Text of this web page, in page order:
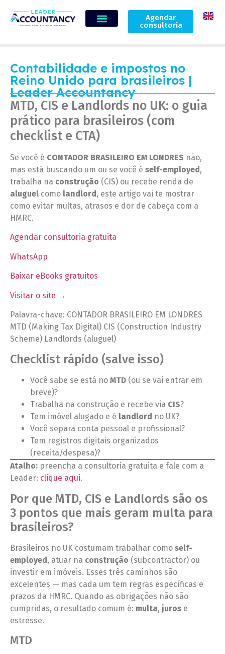
Agendar
consultoria
Contabilidade e impostos no
Reino Unido para brasileiros |
Leader Accountancy
MTD, CIS e Landlords no UK: o guia
prático para brasileiros (com
checklist e CTA)
Se você é CONTADOR BRASILEIRO EM LONDRES não,
mas está buscando um ou se você é self-employed,
trabalha na construção (CIS) ou recebe renda de
aluguel como landlord, este artigo vai te mostrar
como evitar multas, atrasos e dor de cabeça com a
HMRC.
Agendar consultoria gratuita
WhatsApp
Baixar eBooks gratuitos
Visitar o site →
Palavra-chave: CONTADOR BRASILEIRO EM LONDRES
MTD (Making Tax Digital) CIS (Construction Industry
Scheme) Landlords (aluguel)
Checklist rápido (salve isso)
Você sabe se está no MTD (ou se vai entrar em
breve)?
Trabalha na construção e recebe via CIS?
Tem imóvel alugado e é landlord no UK?
Você separa conta pessoal e profissional?
Tem registros digitais organizados
(receita/despesa)?
Atalho: preencha a consultoria gratuita e fale com a
Leader: clique aqui.
Por que MTD, CIS e Landlords são os
3 pontos que mais geram multa para
brasileiros?
Brasileiros no UK costumam trabalhar como self-
employed, atuar na construção (subcontractor) ou
investir em imóveis. Esses três caminhos são
excelentes — mas cada um tem regras específicas e
prazos da HMRC. Quando as obrigações não são
cumpridas, o resultado comum é: multa, juros e
estresse.
MTD